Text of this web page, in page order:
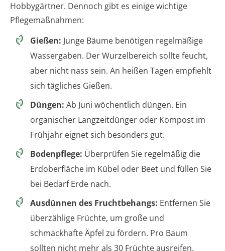
Hobbygärtner. Dennoch gibt es einige wichtige
Pflegemaßnahmen:
Gießen: Junge Bäume benötigen regelmäßige
Wassergaben. Der Wurzelbereich sollte feucht,
aber nicht nass sein. An heißen Tagen empfiehlt
sich tägliches Gießen.
Düngen: Ab Juni wöchentlich düngen. Ein
organischer Langzeitdünger oder Kompost im
Frühjahr eignet sich besonders gut.
Bodenpflege: Überprüfen Sie regelmäßig die
Erdoberfläche im Kübel oder Beet und füllen Sie
bei Bedarf Erde nach.
Ausdünnen des Fruchtbehangs: Entfernen Sie
überzählige Früchte, um große und
schmackhafte Äpfel zu fördern. Pro Baum
sollten nicht mehr als 30 Früchte ausreifen.